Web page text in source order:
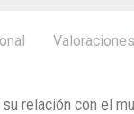
Valoraciones
relación con el